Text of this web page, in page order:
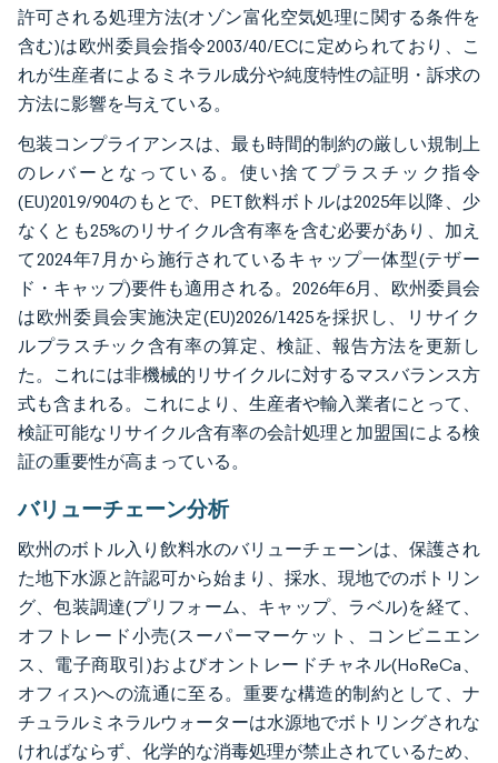
許可される処理方法(オゾン富化空気処理に関する条件を
含む)は欧州委員会指令2003/40/ECに定められており、こ
れが生産者によるミネラル成分や純度特性の証明・訴求の
方法に影響を与えている。
包装コンプライアンスは、最も時間的制約の厳しい規制上
のレバーとなっている。使い捨てプラスチック指令
(EU)2019/904のもとで、PET飲料ボトルは2025年以降、少
なくとも25%のリサイクル含有率を含む必要があり、加え
て2024年7月から施行されているキャップ一体型(テザー
ド・キャップ)要件も適用される。2026年6月、欧州委員会
は欧州委員会実施決定(EU)2026/1425を採択し、リサイク
ルプラスチック含有率の算定、検証、報告方法を更新し
た。これには非機械的リサイクルに対するマスバランス方
式も含まれる。これにより、生産者や輸入業者にとって、
検証可能なリサイクル含有率の会計処理と加盟国による検
証の重要性が高まっている。
バリューチェーン分析
欧州のボトル入り飲料水のバリューチェーンは、保護され
た地下水源と許認可から始まり、採水、現地でのボトリン
グ、包装調達(プリフォーム、キャップ、ラベル)を経て、
オフトレード小売(スーパーマーケット、コンビニエン
ス、電子商取引)およびオントレードチャネル(HoReCa、
オフィス)への流通に至る。重要な構造的制約として、ナ
チュラルミネラルウォーターは水源地でボトリングされな
ければならず、化学的な消毒処理が禁止されているため、